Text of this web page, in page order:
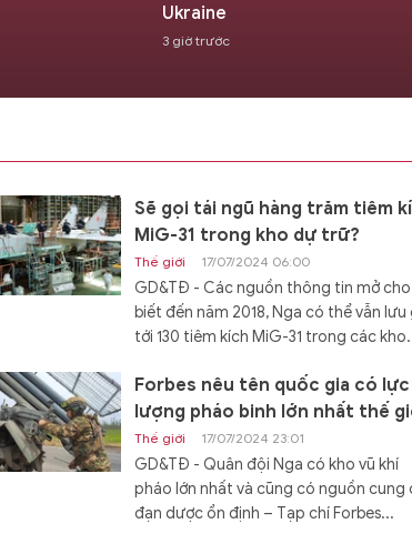
Ukraine
3 giờ trước
Sẽ gọi tái ngũ hàng trăm tiêm
MiG-31 trong kho dự trữ?
Thế giới 17/07/2024 06:00
GD&TĐ - Các nguồn thông tin mở cho
biết đến năm 2018, Nga có thể vẫn lưu
tới 130 tiêm kích MiG-31 trong các
Forbes nêu tên quốc gia có lực
lượng pháo binh lớn nhất thế
Thế giới 17/07/2024 23:01
GD&TĐ - Quân đội Nga có kho vũ khí
pháo lớn nhất và cũng có nguồn cung
đạn dược ổn định – Tạp chí Forbes...